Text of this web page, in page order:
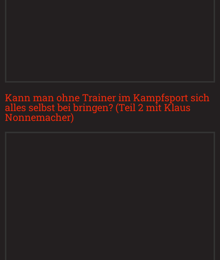
Kann man ohne Trainer im Kampfsport sich
alles selbst bei bringen? (Teil 2 mit Klaus
Nonnemacher)